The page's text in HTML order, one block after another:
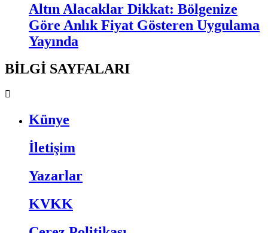
Altın Alacaklar Dikkat: Bölgenize
Göre Anlık Fiyat Gösteren Uygulama
Yayında
BİLGİ SAYFALARI
Künye
İletişim
Yazarlar
KVKK